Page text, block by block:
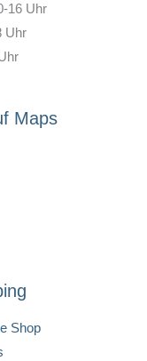
16 Uhr
Uhr
Maps
Shop